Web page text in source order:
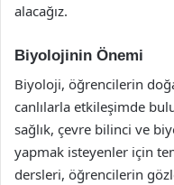
alacağız.
Biyolojinin Önemi
Biyoloji, öğrencilerin
canlılarla etkileşimde
sağlık, çevre bilinci ve
yapmak isteyenler için
dersleri, öğrencilerin